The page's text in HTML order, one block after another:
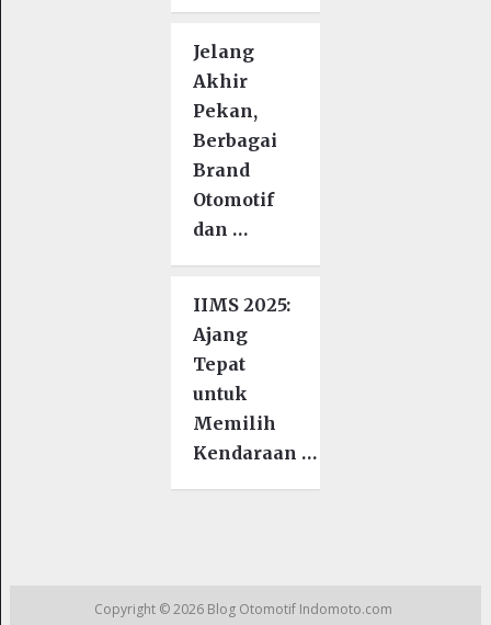
Jelang
Akhir
Pekan,
Berbagai
Brand
Otomotif
dan …
IIMS 2025:
Ajang
Tepat
untuk
Memilih
Kendaraan …
Copyright © 2026 Blog Otomotif Indomoto.com